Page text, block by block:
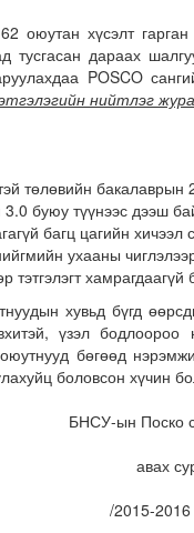
62 оюутан хүсэлт
тусгасан дараах
POSCO
нийтлэг
төлөвийн бакалаврын
буюу түүнээс дээш
багц цагийн хичээл
ухааны
тэтгэлэгт хамрагдаагүй
хувьд бүгд
үзэл
бөгөөд
боловсон хүчин
БНСУ-ын Поско
авах
/2015-